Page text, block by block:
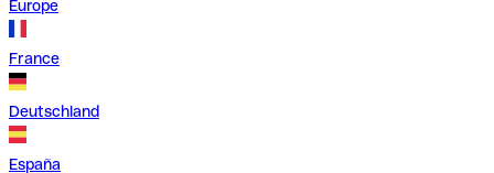
Europe
France
Deutschland
España